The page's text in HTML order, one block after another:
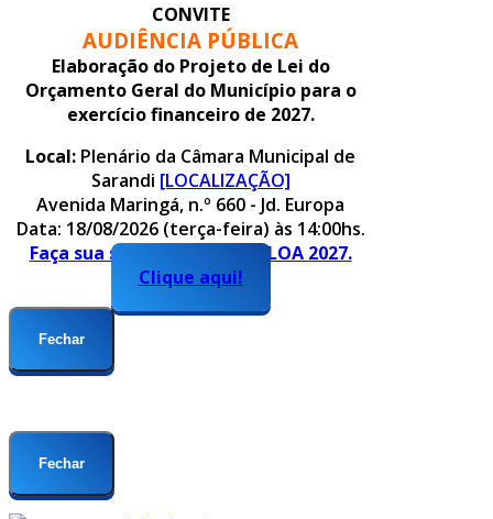
CONVITE
AUDIÊNCIA PÚBLICA
Elaboração do Projeto de Lei do
Orçamento Geral do Município para o
exercício financeiro de 2027.
Local: Plenário da Câmara Municipal de
Sarandi [LOCALIZAÇÃO]
Avenida Maringá, n.º 660 - Jd. Europa
Data: 18/08/2026 (terça-feira) às 14:00hs.
Faça sua sugestão para o PLOA 2027.
Clique aqui!
Fechar
Fechar